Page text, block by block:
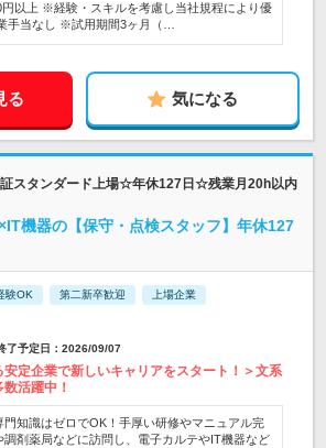
円以上 ※経験・スキルを考慮し当社規程により優
手当なし ※試用期間3ヶ月（…
る 気になる
スタンダード上場☆年休127日☆残業月20h以内
機器の【保守・点検スタッフ】年休127
験OK 第二新卒歓迎 上場企業
予定日：2026/09/07
安定企業で新しいキャリアをスタート！＞文系
活躍中！
門知識はゼロでOK！手厚い研修やマニュアル完
剤薬局などに訪問し、電子カルテやIT機器など